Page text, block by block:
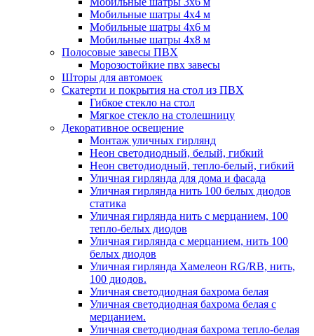
Мобильные шатры 4х4 м
Мобильные шатры 4х6 м
Мобильные шатры 4х8 м
Полосовые завесы ПВХ
Морозостойкие пвх завесы
Шторы для автомоек
Скатерти и покрытия на стол из ПВХ
Гибкое стекло на стол
Мягкое стекло на столешницу
Декоративное освещение
Монтаж уличных гирлянд
Неон светодиодный, белый, гибкий
Неон светодиодный, тепло-белый, гибкий
Уличная гирлянда для дома и фасада
Уличная гирлянда нить 100 белых диодов
статика
Уличная гирлянда нить с мерцанием, 100
тепло-белых диодов
Уличная гирлянда с мерцанием, нить 100
белых диодов
Уличная гирлянда Хамелеон RG/RB, нить,
100 диодов.
Уличная светодиодная бахрома белая
Уличная светодиодная бахрома белая с
мерцанием.
Уличная светодиодная бахрома тепло-белая